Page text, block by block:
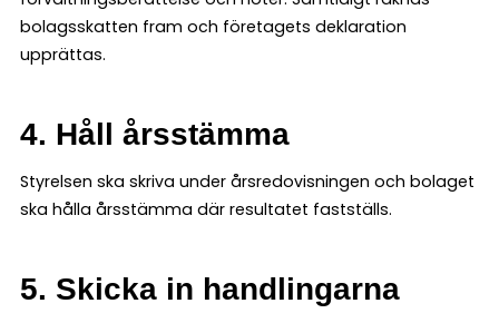
bolagsskatten fram och företagets deklaration
upprättas.
4. Håll årsstämma
Styrelsen ska skriva under årsredovisningen och bolaget
ska hålla årsstämma där resultatet fastställs.
5. Skicka in handlingarna